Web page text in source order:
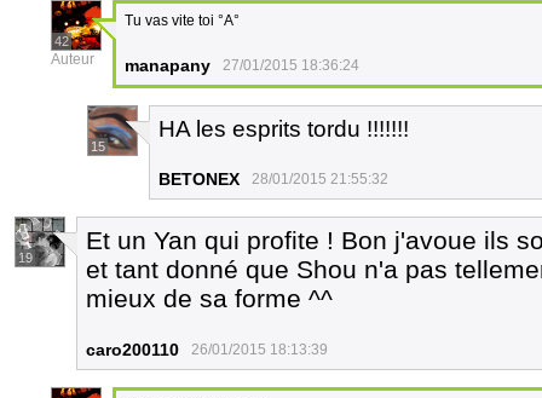
42
Auteur
Tu vas vite toi °A°
manapany 27/01/2015 18:36:24
15
HA les esprits tordu !!!!!!!
BETONEX 28/01/2015 21:55:32
19
Et un Yan qui profite ! Bon j'avoue ils
et tant donné que Shou n'a pas
mieux de sa forme ^^
caro200110 26/01/2015 18:13:39